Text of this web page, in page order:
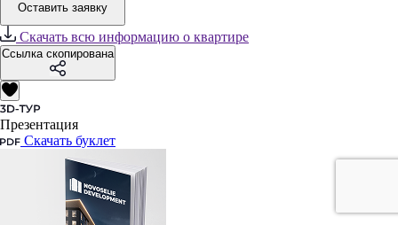
Оставить заявку
Скачать всю информацию о квартире
Ссылка скопирована
Презентация
Скачать буклет